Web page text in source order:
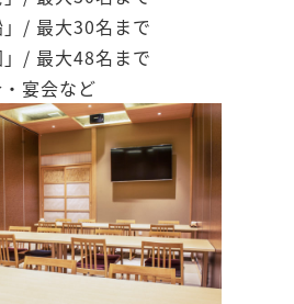
」/ 最大30名まで
」/ 最大48名まで
宴会など